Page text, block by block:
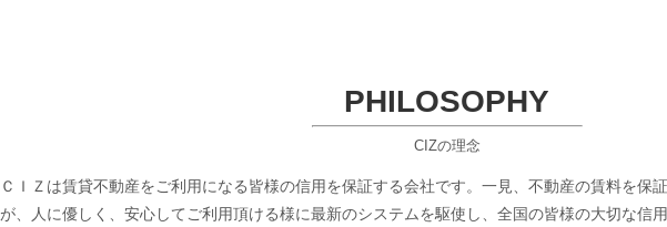
PHILOSOPHY
CIZの理念
ＣＩＺは賃貸不動産をご利用になる皆様の信用を保証する会社です。一見、不動産の賃料を保
が、人に優しく、安心してご利用頂ける様に最新のシステムを駆使し、全国の皆様の大切な信